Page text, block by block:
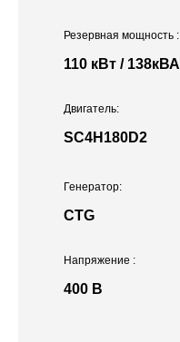
Двигатель:
SC4H180D2
Напряжение :
400 В
Резервная мощность :
110 кВт / 138кВА
Генератор:
CTG